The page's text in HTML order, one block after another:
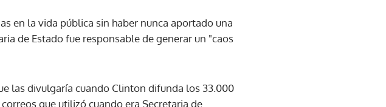
en la vida pública sin haber nunca aportado una
de Estado fue responsable de generar un "caos
las divulgaría cuando Clinton difunda los 33.000
que utilizó cuando era Secretaria de